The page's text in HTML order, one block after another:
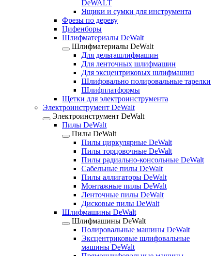
DeWALT
Ящики и сумки для инструмента
Фрезы по дереву
Цифенборы
Шлифматериалы DeWalt
Шлифматериалы DeWalt
Для дельташлифмашин
Для ленточных шлифмашин
Для эксцентриковых шлифмашин
Шлифовально полировальные тарелки
Шлифплатформы
Щетки для электроинструмента
Электроинструмент DeWalt
Электроинструмент DeWalt
Пилы DeWalt
Пилы DeWalt
Пилы циркулярные DeWalt
Пилы торцовочные DeWalt
Пилы радиально-консольные DeWalt
Сабельные пилы DeWalt
Пилы аллигаторы DeWalt
Монтажные пилы DeWalt
Ленточные пилы DeWalt
Дисковые пилы DeWalt
Шлифмашины DeWalt
Шлифмашины DeWalt
Полировальные машины DeWalt
Эксцентриковые шлифовальные
машины DeWalt